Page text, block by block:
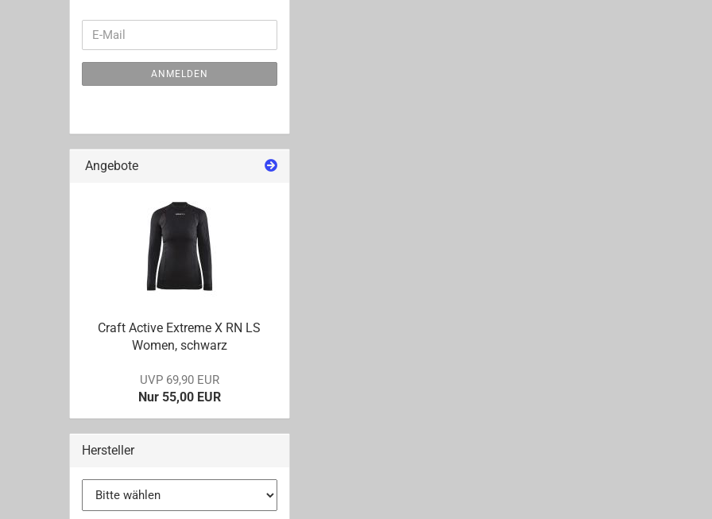
WEITER
ZUR
NEWSLETTER-
ANMELDUNG
E-
Mail
ANMELDEN
Angebote
Craft Ac­ti­ve Ex­tre­me X RN LS
Women, schwarz
UVP 69,90 EUR
Nur 55,00 EUR
Hersteller